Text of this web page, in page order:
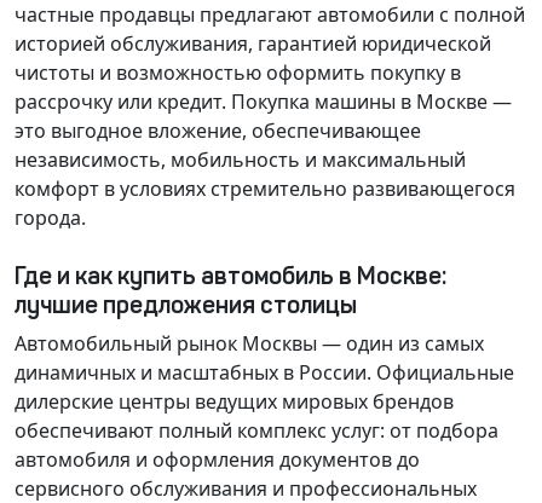
частные продавцы предлагают автомобили с полной
историей обслуживания, гарантией юридической
чистоты и возможностью оформить покупку в
рассрочку или кредит. Покупка машины в Москве —
это выгодное вложение, обеспечивающее
независимость, мобильность и максимальный
комфорт в условиях стремительно развивающегося
города.
Где и как купить автомобиль в Москве:
лучшие предложения столицы
Автомобильный рынок Москвы — один из самых
динамичных и масштабных в России. Официальные
дилерские центры ведущих мировых брендов
обеспечивают полный комплекс услуг: от подбора
автомобиля и оформления документов до
сервисного обслуживания и профессиональных